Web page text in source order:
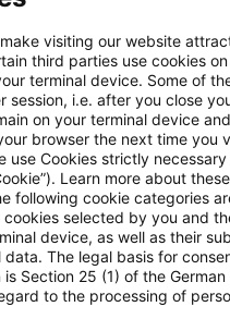
in seinem Urteil vom
auch der
zu einer mittelbaren
dem Erwerber nach
der
‑wie bei einer
visiting our website
third parties use cookies
terminal device. Some of
session, i.e. after you close
on your terminal device
browser the next time you
use Cookies strictly
Learn more about
following cookie categories
cookies selected by you and
device, as well as their
data. The legal basis for
is Section 25 (1) of the
to the processing of